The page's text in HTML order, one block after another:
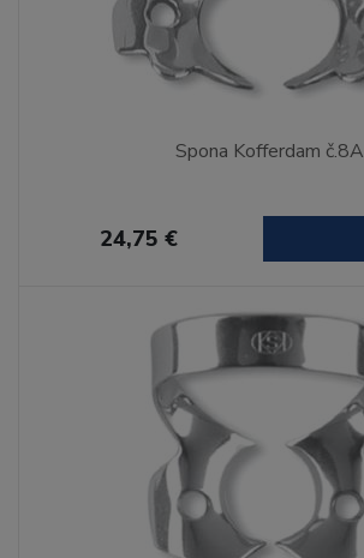
Spona Kofferdam č.8A
24,75 €